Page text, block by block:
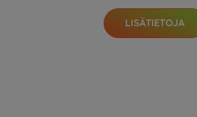
LISÄTIETOJA